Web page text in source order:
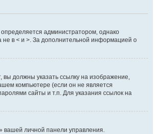
администратором, однако
не в < и >. За дополнительной информацией о
должны указать ссылку на изображение,
компьютере (если он не является
сайты и т.п. Для указания ссылок на
вашей личной панели управления.